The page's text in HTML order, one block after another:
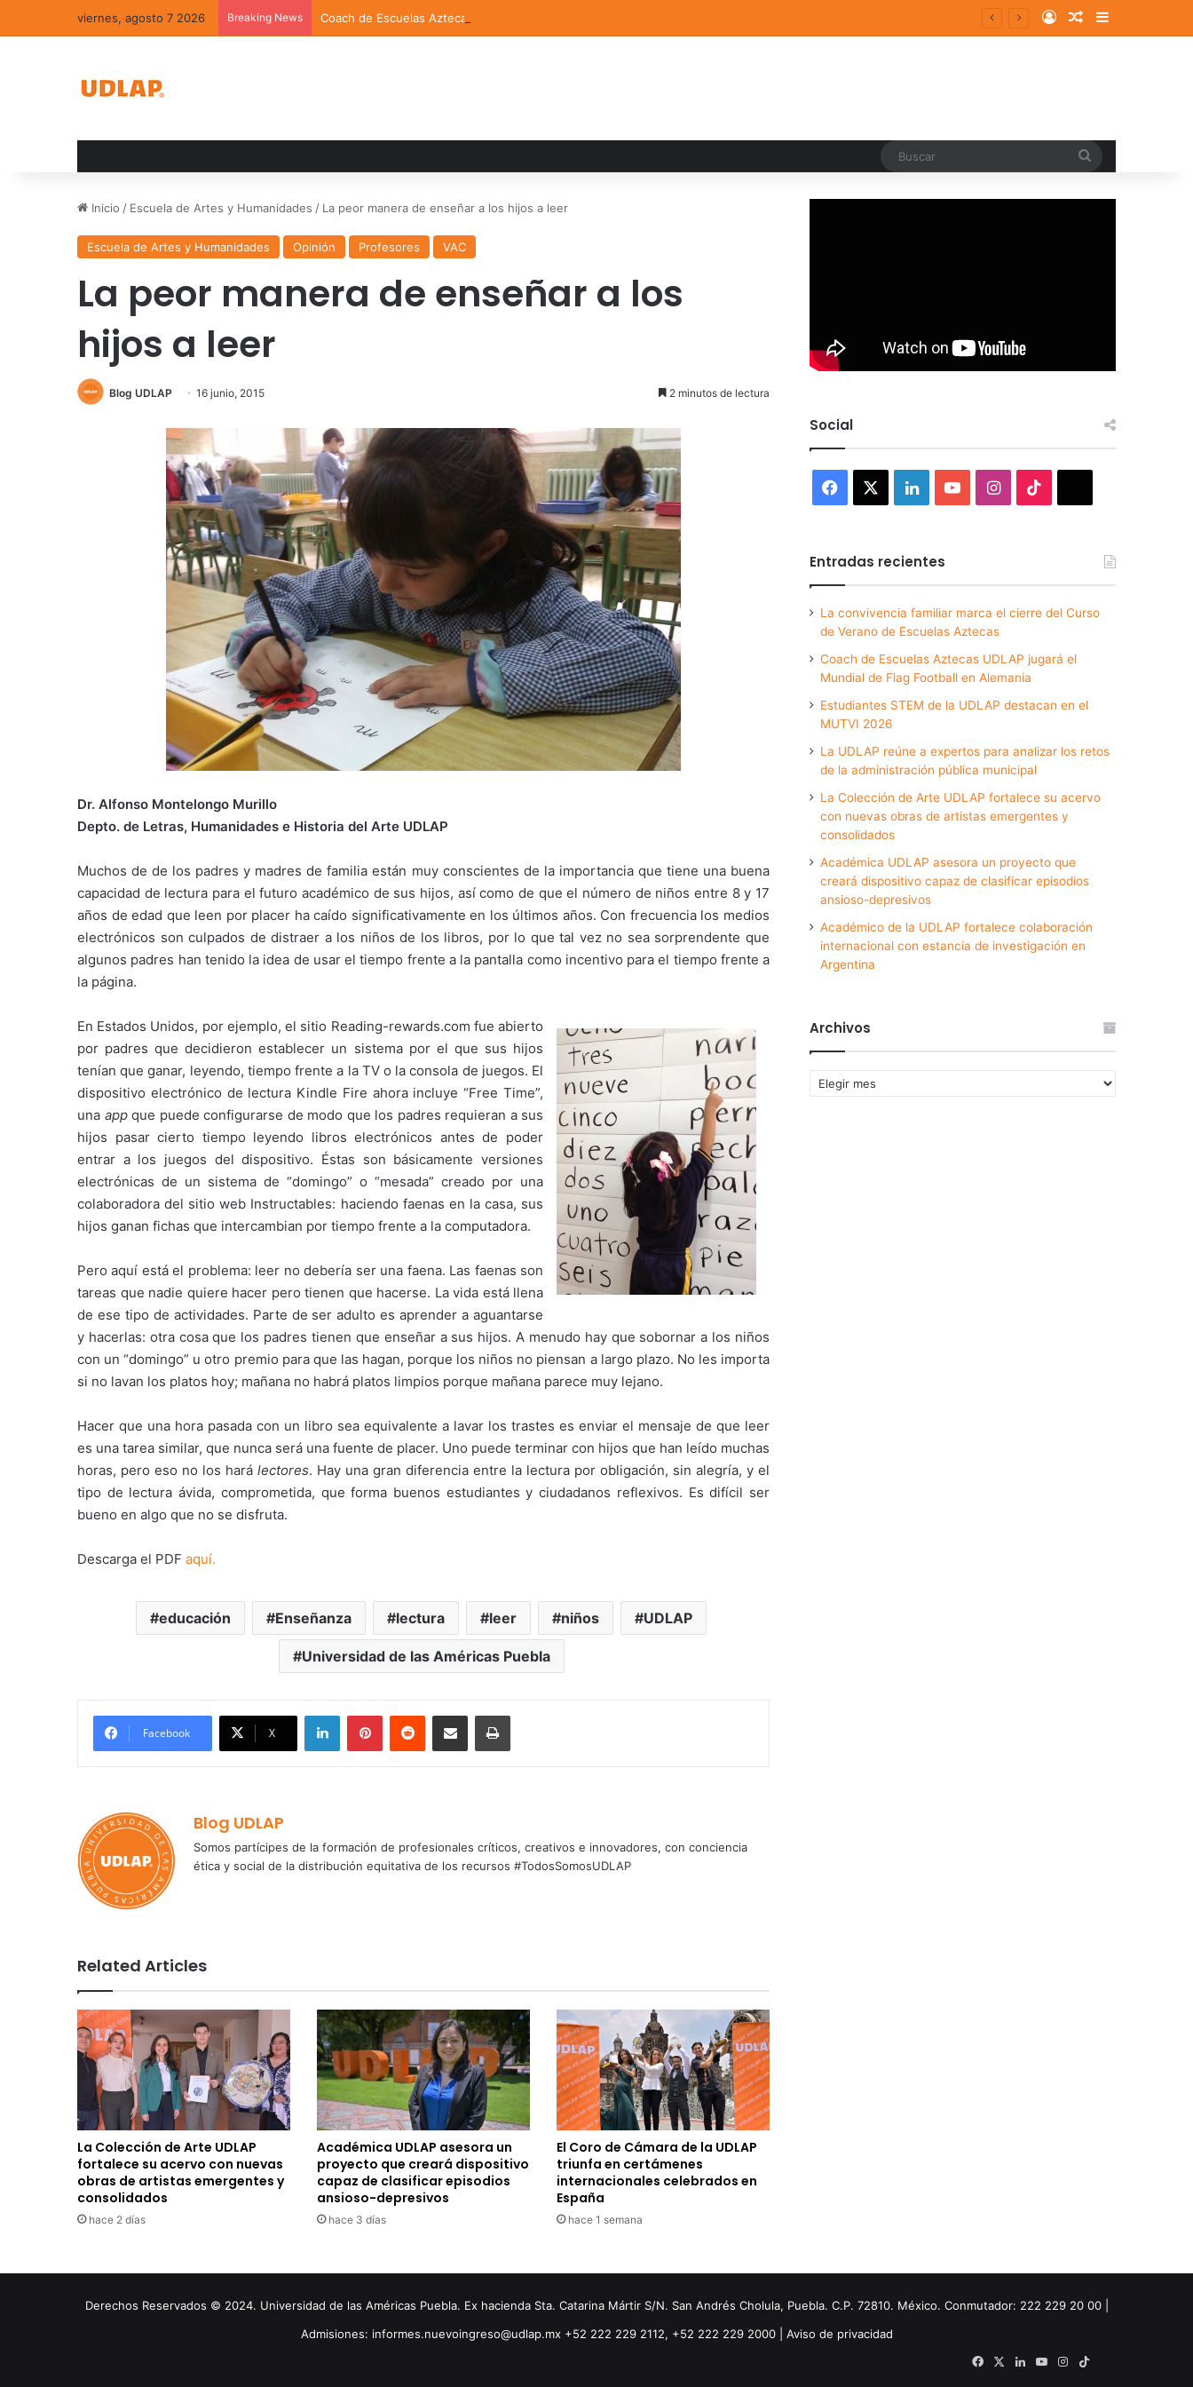
viernes, agosto 7 2026 Breaking News Coach de Escuelas Aztecas UDLAP jugará el Mundial de Flag Football en Alemania Log InRandom Article
Sidebar
Inicio / Escuela de Artes y Humanidades / La peor manera de enseñar a los hijos a leer
Escuela de Artes y Humanidades Opinión Profesores VAC
La peor manera de enseñar a los
hijos a leer
Blog UDLAP 16 junio, 2015 2 minutos de lectura
Dr. Alfonso Montelongo Murillo
Depto. de Letras, Humanidades e Historia del Arte UDLAP
Muchos de de los padres y madres de familia están muy conscientes de la importancia que tiene una buena
capacidad de lectura para el futuro académico de sus hijos, así como de que el número de niños entre 8 y 17
años de edad que leen por placer ha caído significativamente en los últimos años. Con frecuencia los medios
electrónicos son culpados de distraer a los niños de los libros, por lo que tal vez no sea sorprendente que
algunos padres han tenido la idea de usar el tiempo frente a la pantalla como incentivo para el tiempo frente a
la página.
En Estados Unidos, por ejemplo, el sitio Reading-rewards.com fue abierto
por padres que decidieron establecer un sistema por el que sus hijos
tenían que ganar, leyendo, tiempo frente a la TV o la consola de juegos. El
dispositivo electrónico de lectura Kindle Fire ahora incluye “Free Time”,
una appque puede configurarse de modo que los padres requieran a sus
hijos pasar cierto tiempo leyendo libros electrónicos antes de poder
entrar a los juegos del dispositivo. Éstas son básicamente versiones
electrónicas de un sistema de “domingo” o “mesada” creado por una
colaboradora del sitio web Instructables: haciendo faenas en la casa, sus
hijos ganan fichas que intercambian por tiempo frente a la computadora.
Pero aquí está el problema: leer no debería ser una faena. Las faenas son
tareas que nadie quiere hacer pero tienen que hacerse. La vida está llena
de ese tipo de actividades. Parte de ser adulto es aprender a aguantarse
y hacerlas: otra cosa que los padres tienen que enseñar a sus hijos. A menudo hay que sobornar a los niños
con un “domingo” u otro premio para que las hagan, porque los niños no piensan a largo plazo. No les importa
si no lavan los platos hoy; mañana no habrá platos limpios porque mañana parece muy lejano.
Hacer que una hora pasada con un libro sea equivalente a lavar los trastes es enviar el mensaje de que leer
es una tarea similar, que nunca será una fuente de placer. Uno puede terminar con hijos que han leído muchas
horas, pero eso no los hará lectores. Hay una gran diferencia entre la lectura por obligación, sin alegría, y el
tipo de lectura ávida, comprometida, que forma buenos estudiantes y ciudadanos reflexivos. Es difícil ser
bueno en algo que no se disfruta.
Descarga el PDF aquí.
educación Enseñanza lectura leer niños UDLAP
Universidad de las Américas Puebla
Facebook X
LinkedInPinterestReddit Share via Email Print
Blog UDLAP
Somos partícipes de la formación de profesionales críticos, creativos e innovadores, con conciencia
ética y social de la distribución equitativa de los recursos #TodosSomosUDLAP
Related Articles
La Colección de Arte UDLAP
fortalece su acervo con nuevas
obras de artistas emergentes y
consolidados
hace 2 días
Académica UDLAP asesora un
proyecto que creará dispositivo
capaz de clasificar episodios
ansioso-depresivos
hace 3 días
El Coro de Cámara de la UDLAP
triunfa en certámenes
internacionales celebrados en
España
hace 1 semana
Social
Facebook LinkedInYouTubeInstagram
Entradas recientes
La convivencia familiar marca el cierre del Curso
de Verano de Escuelas Aztecas
Coach de Escuelas Aztecas UDLAP jugará el
Mundial de Flag Football en Alemania
Estudiantes STEM de la UDLAP destacan en el
MUTVI 2026
La UDLAP reúne a expertos para analizar los retos
de la administración pública municipal
La Colección de Arte UDLAP fortalece su acervo
con nuevas obras de artistas emergentes y
consolidados
Académica UDLAP asesora un proyecto que
creará dispositivo capaz de clasificar episodios
ansioso-depresivos
Académico de la UDLAP fortalece colaboración
internacional con estancia de investigación en
Argentina
Archivos
Archivos
Derechos Reservados © 2024. Universidad de las Américas Puebla. Ex hacienda Sta. Catarina Mártir S/N. San Andrés Cholula, Puebla. C.P. 72810. México. Conmutador: 222 229 20 00 |
Admisiones: informes.nuevoingreso@udlap.mx +52 222 229 2112, +52 222 229 2000 | Aviso de privacidad
Facebook
X LinkedInYouTubeInstagram
TikTok